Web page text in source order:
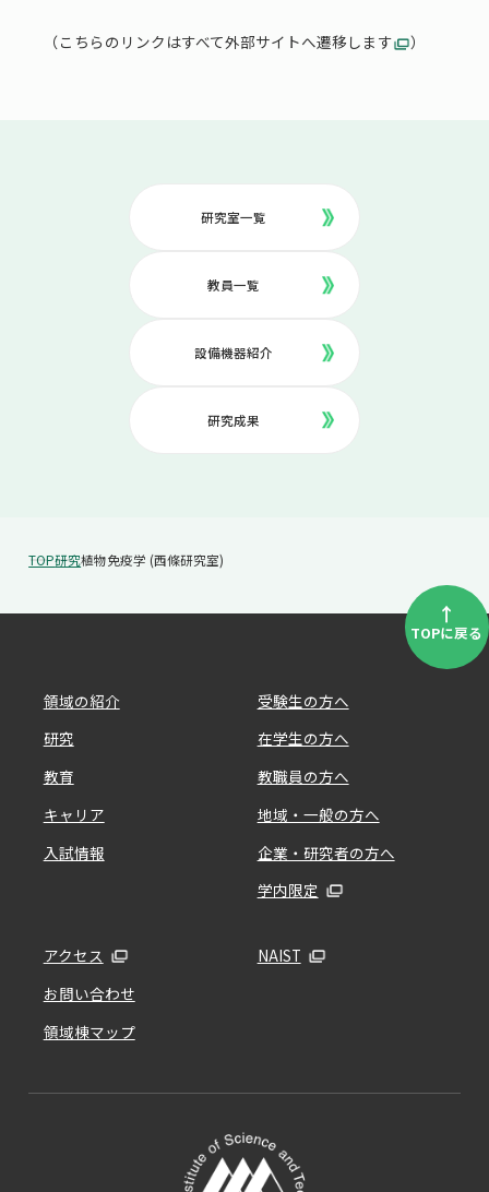
（こちらのリンクはすべて外部サイトへ遷移します ）
研究室一覧
教員一覧
設備機器紹介
研究成果
TOP研究植物免疫学 (西條研究室)
↑
TOPに戻る
領域の紹介
研究
教育
キャリア
入試情報
受験生の方へ
在学生の方へ
教職員の方へ
地域・一般の方へ
企業・研究者の方へ
学内限定
アクセス
お問い合わせ
領域棟マップ
NAIST